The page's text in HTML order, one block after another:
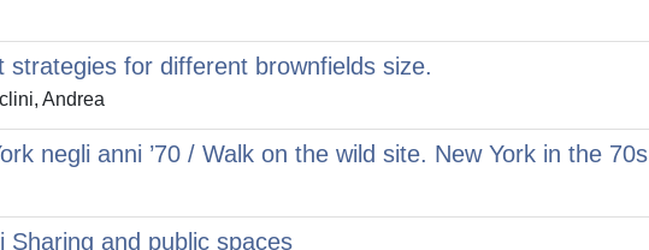
strategies for different brownfields size.
Andrea
negli anni ’70 / Walk on the wild site. New York in the 70s
Sharing and public spaces